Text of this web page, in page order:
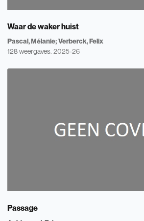
Waar de waker huist
Pascal, Mélanie Verberck, Felix
128 weergaves. 2025-26
Passage